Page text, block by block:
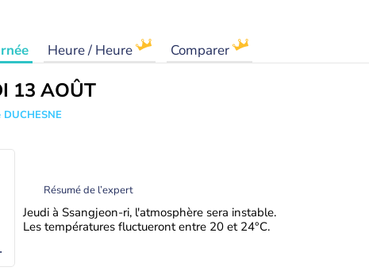
Heure / Heure Comparer
13 AOÛT
Résumé de l’expert
Jeudi à Ssangjeon-ri, l'atmosphère sera instable.
Les températures fluctueront entre 20 et 24°C.